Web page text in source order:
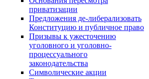
приватизации
Предложения де-либерализовать
Конституцию и публичное право
Призывы к ужесточению
уголовного и уголовно-
процессуального
законодательства
Символические акции